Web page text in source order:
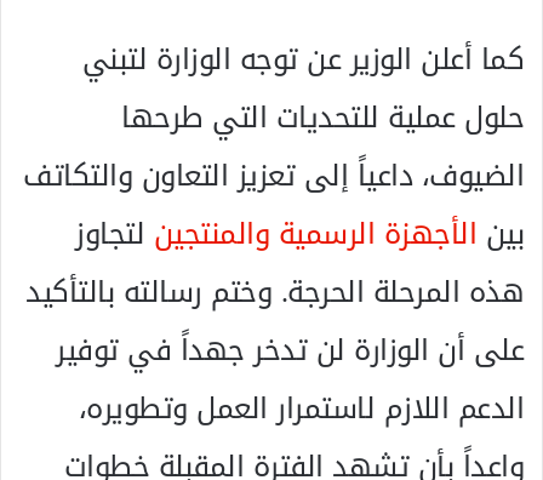
​كما أعلن الوزير عن توجه الوزارة لتبني
حلول عملية للتحديات التي طرحها
الضيوف، داعياً إلى تعزيز التعاون والتكاتف
بين الأجهزة الرسمية والمنتجين لتجاوز
هذه المرحلة الحرجة. وختم رسالته بالتأكيد
على أن الوزارة لن تدخر جهداً في توفير
الدعم اللازم لاستمرار العمل وتطويره،
واعداً بأن تشهد الفترة المقبلة خطوات